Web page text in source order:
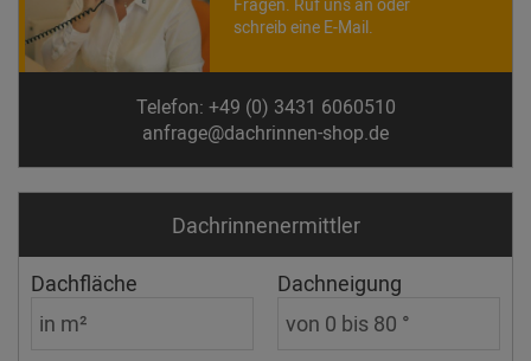
schreib eine E-Mail.
Telefon: +49 (0) 3431 6060510
anfrage@dachrinnen-shop.de
Dachrinnen­ermittler
Dachfläche Dachneigung